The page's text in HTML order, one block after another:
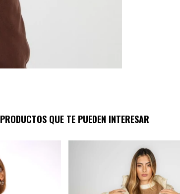
PRODUCTOS QUE TE PUEDEN INTERESAR